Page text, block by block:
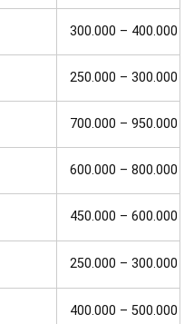
300.000 – 400.000
250.000 – 300.000
700.000 – 950.000
600.000 – 800.000
450.000 – 600.000
250.000 – 300.000
400.000 – 500.000